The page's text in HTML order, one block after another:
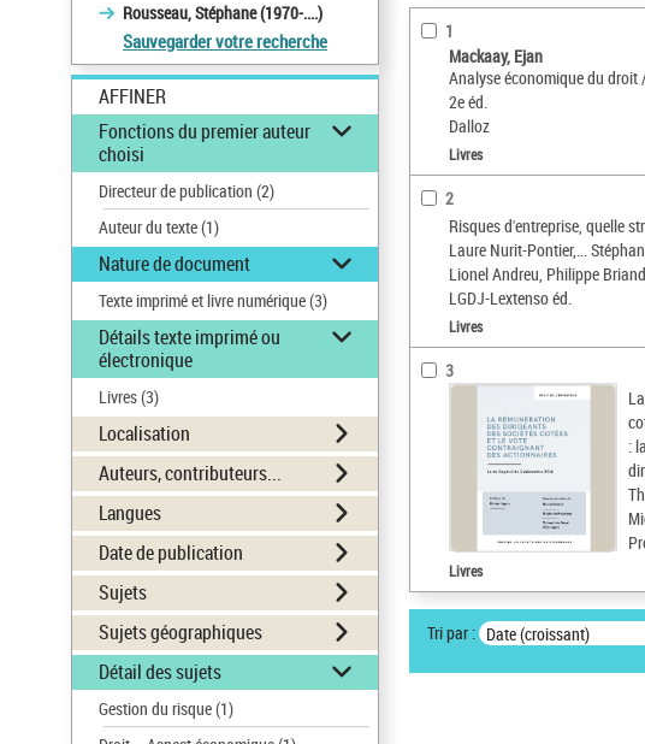
Rousseau, Stéphane (1970-....)
Sauvegarder votre recherche
AFFINER
Fonctions du premier auteur
choisi
Directeur de publication (2)
Auteur du texte(1)
Nature de document
Texte imprimé et livre numérique(3)
Détails texte imprimé ou
électronique
Livres(3)
Localisation
Auteurs, contributeurs...
Langues
Date de publication
Sujets
Sujets géographiques
Détail des sujets
Gestion du risque(1)
1
Mackaay, Ejan
Analyse économique du droit
2e éd.
Dalloz
Livres
2
Risques d'entreprise, quelle
Laure Nurit-Pontier,...
Lionel Andreu, Philippe
LGDJ-Lextenso éd.
Livres
3
:
Livres
Tri par : Date (croissant)